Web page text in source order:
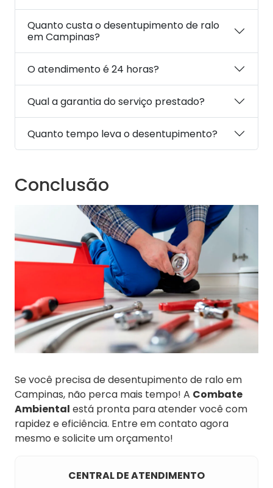
Quanto custa o desentupimento de ralo
em Campinas?
O atendimento é 24 horas?
Qual a garantia do serviço prestado?
Quanto tempo leva o desentupimento?
Conclusão
Se você precisa de desentupimento de ralo em
Campinas, não perca mais tempo! A Combate
Ambiental está pronta para atender você com
rapidez e eficiência. Entre em contato agora
mesmo e solicite um orçamento!
CENTRAL DE ATENDIMENTO